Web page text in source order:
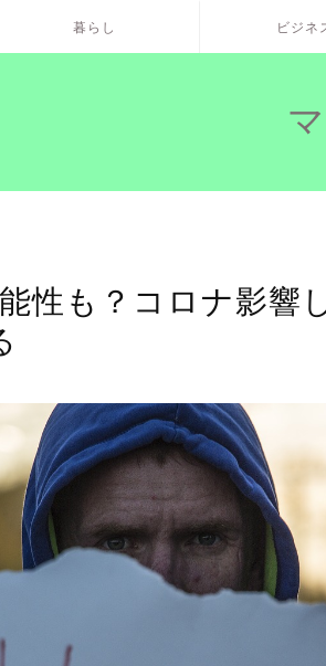
暮らし ビジネ
性も？コロナ影響